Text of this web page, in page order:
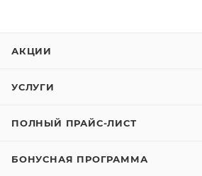
АКЦИИ
УСЛУГИ
ПОЛНЫЙ ПРАЙС-ЛИСТ
БОНУСНАЯ ПРОГРАММА